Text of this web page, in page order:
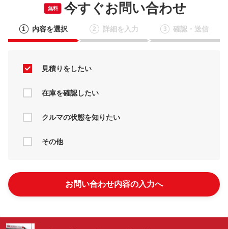
無料 今すぐお問い合わせ
1 内容を選択 2 詳細を入力 3 確認・送信
見積りをしたい
在庫を確認したい
クルマの状態を知りたい
その他
お問い合わせ内容の入力へ